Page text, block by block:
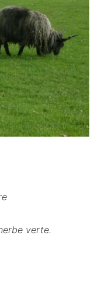
verte.